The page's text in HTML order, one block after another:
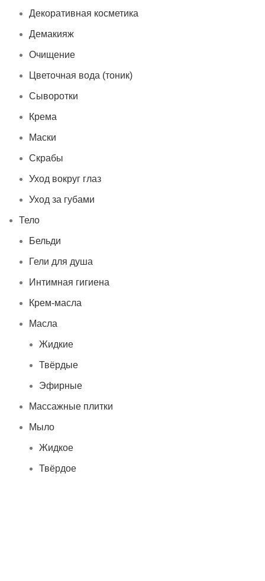
Декоративная косметика
Демакияж
Очищение
Цветочная вода (тоник)
Сыворотки
Крема
Маски
Скрабы
Уход вокруг глаз
Уход за губами
Тело
Бельди
Гели для душа
Интимная гигиена
Крем-масла
Масла
Жидкие
Твёрдые
Эфирные
Массажные плитки
Мыло
Жидкое
Твёрдое